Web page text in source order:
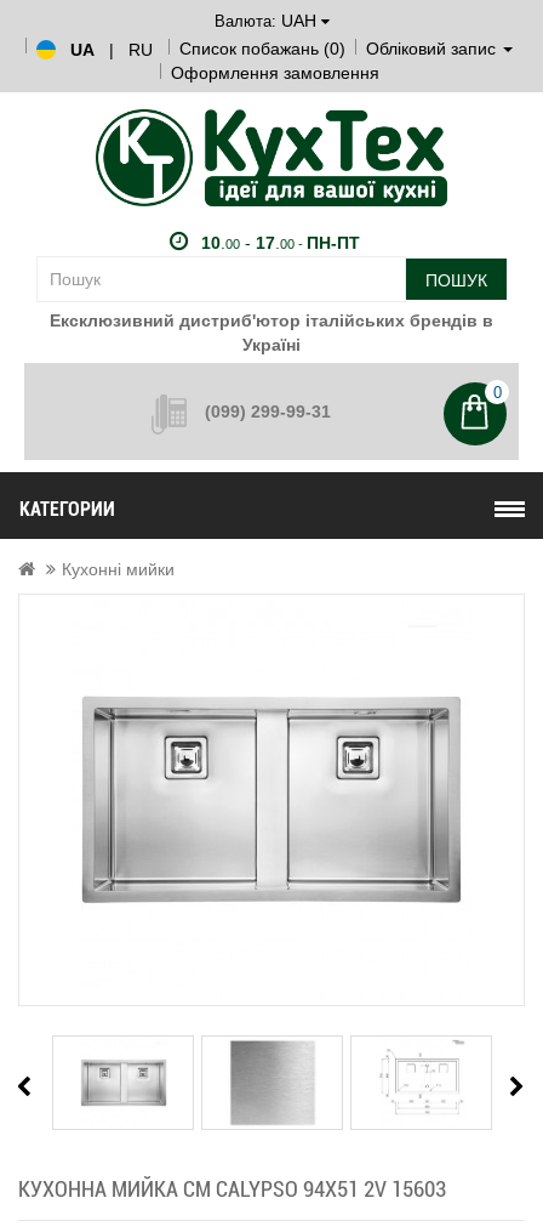
Валюта: UAH
UA
| RU Список побажань (0)
Обліковий запис
Оформлення замовлення
10. 00- 17. 00 - ПН-ПТ
ПОШУК
Ексклюзивний дистриб'ютор італійських брендів в
Україні
(099) 299-99-31
0
КАТЕГОРИИ
Кухонні мийки
КУХОННА МИЙКА CM CALYPSO 94Х51 2V 15603